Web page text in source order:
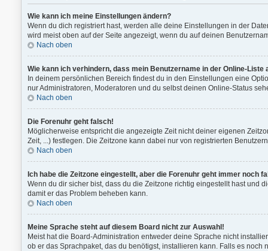
Wie kann ich meine Einstellungen ändern?
Wenn du dich registriert hast, werden alle deine Einstellungen in der
wird meist oben auf der Seite angezeigt, wenn du auf deinen
Nach oben
Wie kann ich verhindern, dass mein Benutzername in der Online-Liste
In deinem persönlichen Bereich findest du in den Einstellungen eine
nur Administratoren, Moderatoren und du selbst deinen Online-Status
Nach oben
Die Forenuhr geht falsch!
Möglicherweise entspricht die angezeigte Zeit nicht deiner eigenen
Zeit, ...) festlegen. Die Zeitzone kann dabei nur von registrierten
Nach oben
Ich habe die Zeitzone eingestellt, aber die Forenuhr geht immer noch
Wenn du dir sicher bist, dass du die Zeitzone richtig eingestellt hast und
damit er das Problem beheben kann.
Nach oben
Meine Sprache steht auf diesem Board nicht zur Auswahl!
Meist hat die Board-Administration entweder deine Sprache nicht
ob er das Sprachpaket, das du benötigst, installieren kann. Falls es